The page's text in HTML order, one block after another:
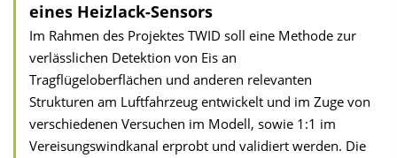
eines Heizlack-Sensors
Im Rahmen des Projektes TWID soll eine Methode zur
verlässlichen Detektion von Eis an
Tragflügeloberflächen und anderen relevanten
Strukturen am Luftfahrzeug entwickelt und im Zuge von
verschiedenen Versuchen im Modell, sowie 1:1 im
Vereisungswindkanal erprobt und validiert werden. Die